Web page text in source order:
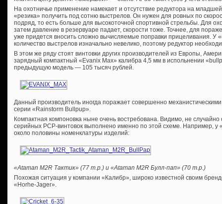
На охотничье применение намекает и отсутствие редуктора на
«резика» получить под сотню выстрелов. Он нужен для ровных по
подряд, то есть больше для высокоточной спортивной стрельбы. Для
затем давление в резервуаре падает, скорости тоже. Точнее, для
уже придется вносить сложно вычисляемые поправки прицеливания. У
количество выстрелов изначально невелико, поэтому редуктор
В этом же ряду стоят винтовки других производителей из Европы,
зарядный компактный «Evanix Max» калибра 4,5 мм в испольнении
предыдущую модель — 105 тысяч рублей.
Данный производитель иногда поражает совершенно
серии «Rainstorm Bullpup».
Компактная компоновка ныне очень востребована. Видимо, не случайно
серийных PCP-винтовок выполнено именно по этой схеме. Например,
около половины номенклатуры изделий:
«Ataman M2R Тактик» (77 т.р.) и «Ataman M2R Булл-пап» (70 т.р.)
Похожая ситуация у компании «Калибр», широко известной своим
«Horhe-Jager».